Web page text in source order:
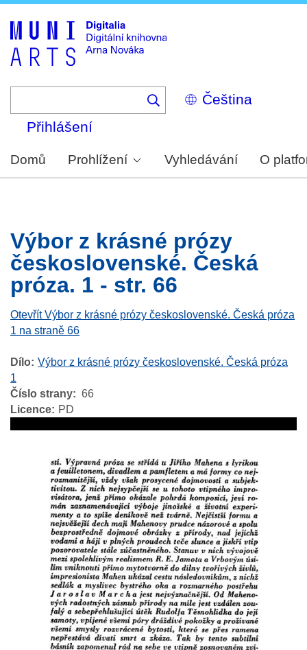
Select
your
Přihlášení
Domů Prohlížení Vyhledávání O
Výbor z krásné prózy
československé. Česká
próza. 1 - str. 66
Otevřít Výbor z krásné prózy československé. Česká próza
1 na straně 66
Dílo Výbor z krásné prózy československé. Česká próza
1
Číslo strany
66
Licence
PD